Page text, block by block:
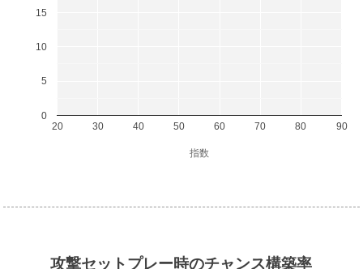
20 30 40 50 60 70 80 90
0
5
10
15
指数
攻撃セットプレー時のチャンス構築率